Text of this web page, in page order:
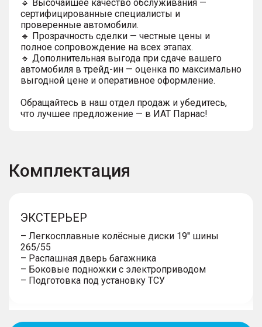
🔹 Высочайшее качество обслуживания —
сертифицированные специалисты и
проверенные автомобили.
🔹 Прозрачность сделки — честные цены и
полное сопровождение на всех этапах.
🔹 Дополнительная выгода при сдаче вашего
автомобиля в трейд-ин — оценка по максимально
выгодной цене и оперативное оформление.
Обращайтесь в наш отдел продаж и убедитесь,
что лучшее предложение — в ИАТ Парнас!
Комплектация
ЭКСТЕРЬЕР
– Легкосплавные колёсные диски 19'' шины
265/55
– Распашная дверь багажника
– Боковые подножки с электроприводом
– Подготовка под установку ТСУ